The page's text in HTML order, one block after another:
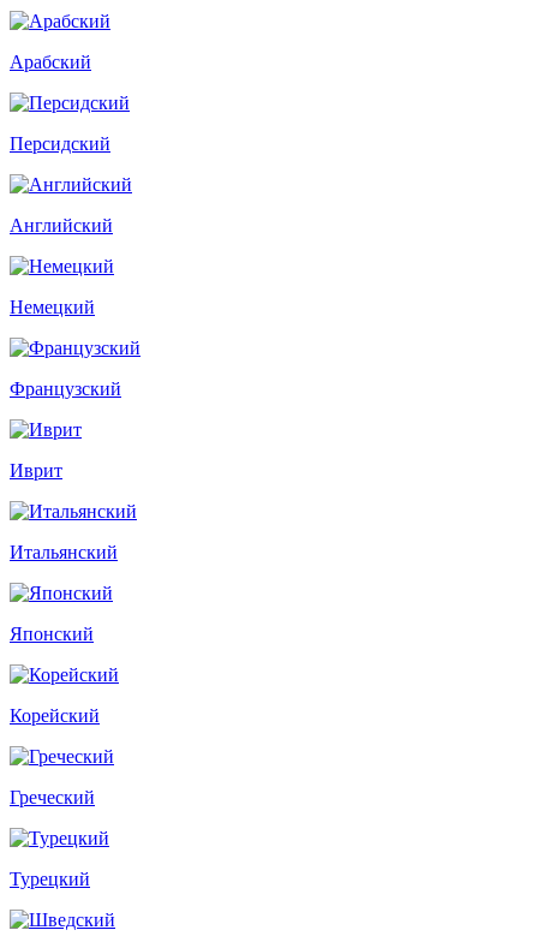
Арабский
Персидский
Английский
Немецкий
Французский
Иврит
Итальянский
Японский
Корейский
Греческий
Турецкий